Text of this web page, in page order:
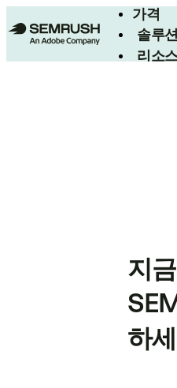
가격
솔루션
리소
지
하